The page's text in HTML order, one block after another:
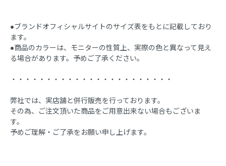
●ブランドオフィシャルサイトのサイズ表をもとに記載しており
ます。
●商品のカラーは、モニターの性質上、実際の色と異なって見え
る場合があります。予めご了承ください。
・・・・・・・・・・・・・・・・・・・・・・・
弊社では、実店舗と併行販売を行っております。
その為、ご注文頂いた商品をご用意出来ない場合もございま
す。
予めご理解・ご了承をお願い申し上げます。